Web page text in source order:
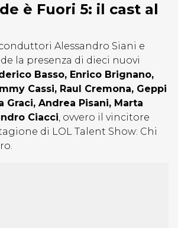
è Fuori 5: il cast al
Alessandro Siani e
la presenza di dieci nuovi
Basso, Enrico Brignano,
Cassi, Raul Cremona, Geppi
Graci, Andrea Pisani, Marta
Ciacci, ovvero il vincitore
di LOL Talent Show: Chi